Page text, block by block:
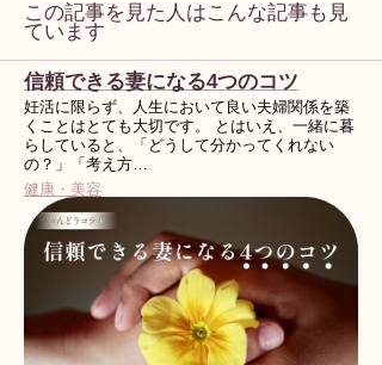
この記事を見た人はこんな記事も見
ています
信頼できる妻になる4つのコツ
妊活に限らず、人生において良い夫婦関係を築
くことはとても大切です。 とはいえ、一緒に暮
らしていると、「どうして分かってくれない
の？」「考え方…
健康・美容